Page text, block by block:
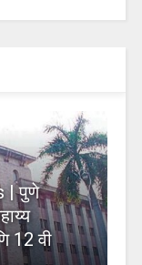
| पुणे
12 वी